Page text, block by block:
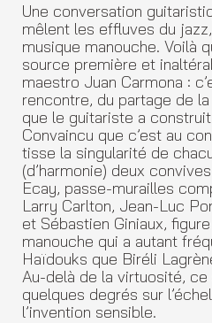
Une conversation
mêlent les effluves du
musique manouche. Voilà
source première et
maestro Juan Carmona :
rencontre, du partage de
que le guitariste a
Convaincu que c’est au
tisse la singularité de
(d’harmonie) deux
Ecay, passe-murailles
Larry Carlton, Jean-Luc
et Sébastien Giniaux,
manouche qui a autant
Haïdouks que Biréli
Au-delà de la virtuosité,
quelques degrés sur
l’invention sensible.